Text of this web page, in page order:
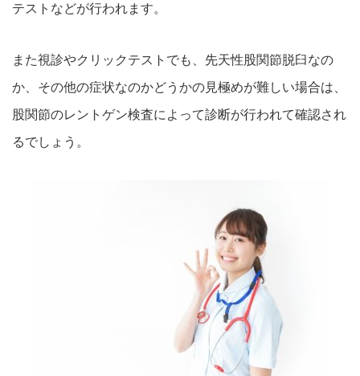
テストなどが行われます。
また視診やクリックテストでも、先天性股関節脱臼なの
か、その他の症状なのかどうかの見極めが難しい場合は、
股関節のレントゲン検査によって診断が行われて確認され
るでしょう。